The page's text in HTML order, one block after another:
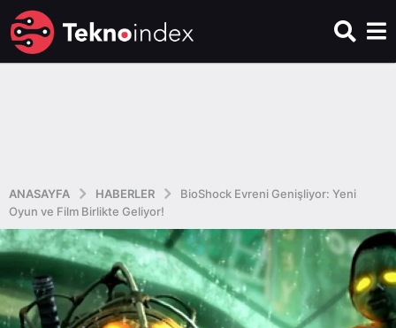
ANASAYFA HABERLER
BioShock Evreni Genişliyor: Yeni
Oyun ve Film Birlikte Geliyor!